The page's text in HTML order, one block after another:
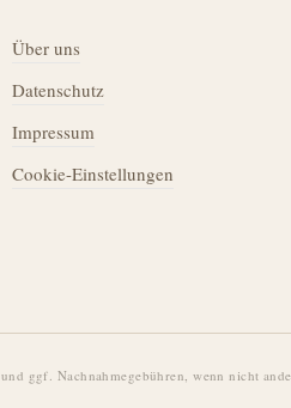
Über uns
Datenschutz
Impressum
Cookie-Einstellungen
und ggf. Nachnahmegebühren, wenn nicht